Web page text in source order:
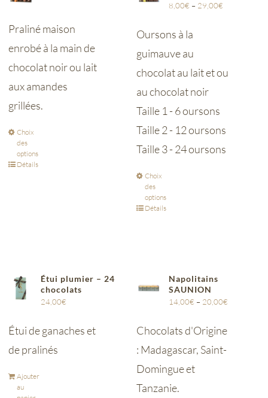
Praliné maison
enrobé à la main de
chocolat noir ou lait
aux amandes
grillées.
Choix
des
options
Détails
8,00€ – 29,00€
Oursons à la
guimauve au
chocolat au lait et ou
au chocolat noir
Taille 1 - 6 oursons
Taille 2 - 12 oursons
Taille 3 - 24 oursons
Choix
des
options
Détails
Étui plumier – 24
chocolats
24,00€
Étui de ganaches et
de pralinés
Ajouter
au
Napolitains
SAUNION
14,00€ – 20,00€
Chocolats d'Origine
: Madagascar, Saint-
Domingue et
Tanzanie.